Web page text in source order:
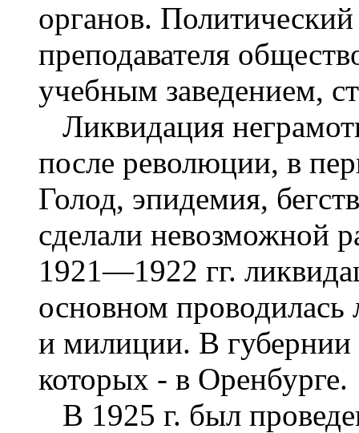
органов.
преподавателя
учебным заведением,
Ликвидация
после революции, в
Голод, эпидемия,
сделали невозможной
1921—1922 гг.
основном
и милиции. В губернии
которых - в Оренбурге.
В 1925 г. был